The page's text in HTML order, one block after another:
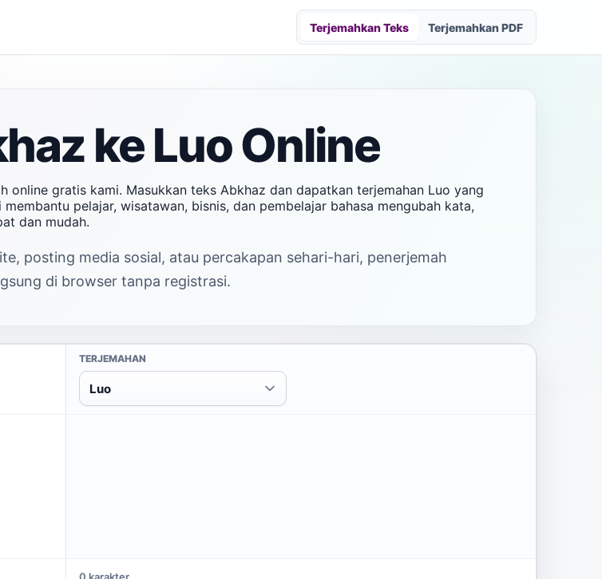
Terjemahkan Teks Terjemahkan PDF
ke Luo Online
online gratis kami. Masukkan teks Abkhaz dan dapatkan terjemahan Luo yang
pelajar, wisatawan, bisnis, dan pembelajar bahasa mengubah kata,
dan mudah.
posting media sosial, atau percakapan sehari-hari, penerjemah
di browser tanpa registrasi.
TERJEMAHAN
Luo
0 karakter